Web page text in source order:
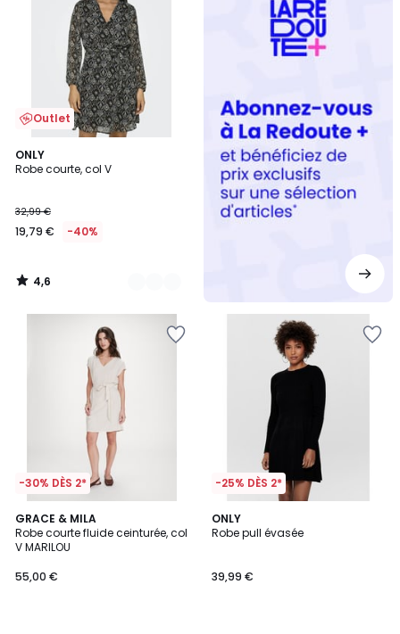
Outlet
ONLY
Robe courte, col V
32,99 €
19,79 € -40%
4,6
/ 5
2
Couleurs
4,6
/
-30% DÈS 2*
GRACE & MILA
Robe courte fluide ceinturée, col
V MARILOU
55,00 €
3
/
5
2
Couleurs
-25% DÈS 2*
ONLY
Robe pull évasée
39,99 €
4,4
/ 5